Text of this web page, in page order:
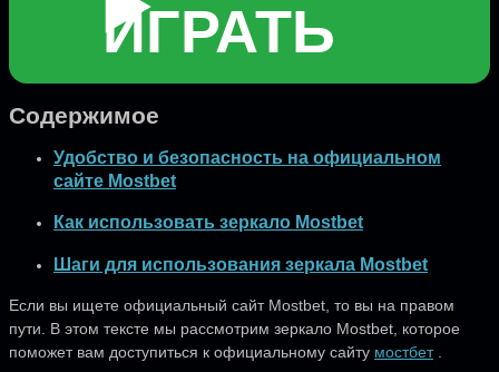
ИГРАТЬ
Содержимое
Удобство и безопасность на официальном
сайте Mostbet
Как использовать зеркало Mostbet
Шаги для использования зеркала Mostbet
Если вы ищете официальный сайт Mostbet, то вы на правом
пути. В этом тексте мы рассмотрим зеркало Mostbet, которое
поможет вам доступиться к официальному сайту мостбет.